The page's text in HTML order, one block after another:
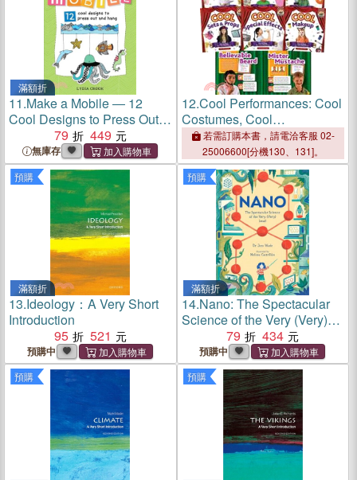
滿額折
11.Make a Mobile ― 12
Cool Designs to Press Out
and Hang
79 449
無庫存
12.Cool Performances: Cool
Costumes, Cool
Productions, Cool Sets &
Props, Cool Special Effects,
Cool Scripts & Acting, Cool
Makeup
若需訂購本書，請電洽客服 02-
25006600[分機130、131]。
預購
滿額折
13.Ideology：A Very Short
Introduction
95
521
預購中
預購
滿額折
14.Nano: The Spectacular
Science of the Very (Very)
79 434
預購中
預購 預購